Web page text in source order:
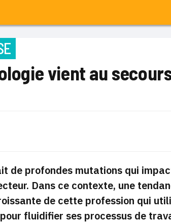
vient au
de profondes mutations qui
Dans ce contexte, une
de cette profession qui
fluidifier ses processus de